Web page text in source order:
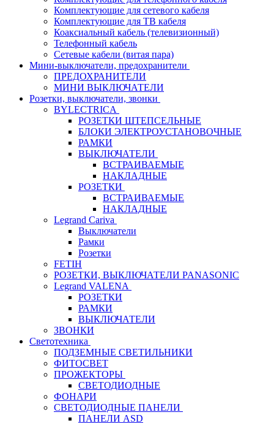
Комплектующие для сетевого кабеля
Комплектующие для ТВ кабеля
Коаксиальный кабель (телевизионный)
Телефонный кабель
Сетевые кабели (витая пара)
Мини-выключатели, предохранители
ПРЕДОХРАНИТЕЛИ
МИНИ ВЫКЛЮЧАТЕЛИ
Розетки, выключатели, звонки
BYLECTRICA
РОЗЕТКИ ШТЕПСЕЛЬНЫЕ
БЛОКИ ЭЛЕКТРОУСТАНОВОЧНЫЕ
РАМКИ
ВЫКЛЮЧАТЕЛИ
ВСТРАИВАЕМЫЕ
НАКЛАДНЫЕ
РОЗЕТКИ
ВСТРАИВАЕМЫЕ
НАКЛАДНЫЕ
Legrand Cariva
Выключатели
Рамки
Розетки
FETIH
РОЗЕТКИ, ВЫКЛЮЧАТЕЛИ PANASONIC
Legrand VALENA
РОЗЕТКИ
РАМКИ
ВЫКЛЮЧАТЕЛИ
ЗВОНКИ
Светотехника
ПОДЗЕМНЫЕ СВЕТИЛЬНИКИ
ФИТОСВЕТ
ПРОЖЕКТОРЫ
СВЕТОДИОДНЫЕ
ФОНАРИ
СВЕТОДИОДНЫЕ ПАНЕЛИ
ПАНЕЛИ ASD